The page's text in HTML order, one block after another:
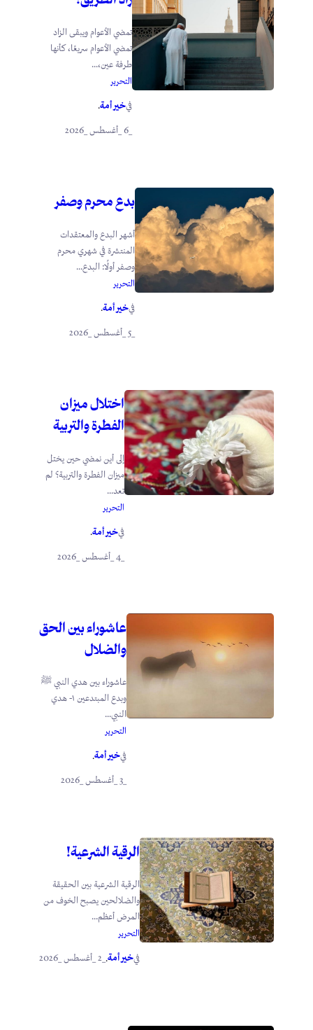
تمضي الأعوام ويبقى الزاد
تمضي الأعوام سريعًا، كأنها
طرفة عين،...
التحرير
فيخير أمة.
بدع محرم وصفر
أشهر البدع والمعتقدات
المنتشرة في شهري محرم
وصفر أولًا: البدع...
التحرير
فيخير أمة.
_5 _أغسطس _2026
اختلال ميزان
الفطرة والتربية
إلى أين نمضي حين يختل
ميزان الفطرة والتربية؟ لم
تعد...
التحرير
فيخير أمة.
_4 _أغسطس _2026
عاشوراء بين الحق
والضلال
عاشوراء بين هدي النبي ﷺ
وبدع المبتدعين ١- هدي
النبي...
التحرير
فيخير أمة.
الرقية الشرعية!
الرقية الشرعية بين الحقيقة
والضلالحين يصبح الخوف من
المرض أعظم...
التحرير
فيخير أمة.